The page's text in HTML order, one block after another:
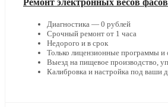
Ремонт электронных весов
Диагностика — 0 рублей
Срочный ремонт от 1 часа
Недорого и в срок
Только лицензионные программы и
Выезд на пищевое производство,
Калибровка и настройка под ваши